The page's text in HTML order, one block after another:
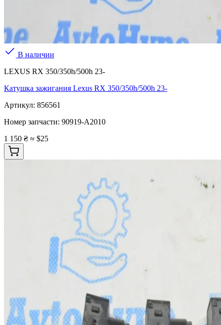
В наличии
LEXUS RX 350/350h/500h 23-
Катушка зажигания Lexus RX 350/350h/500h 23-
Артикул: 856561
Номер запчасти: 90919-A2010
1 150 ₴ ≈ $25